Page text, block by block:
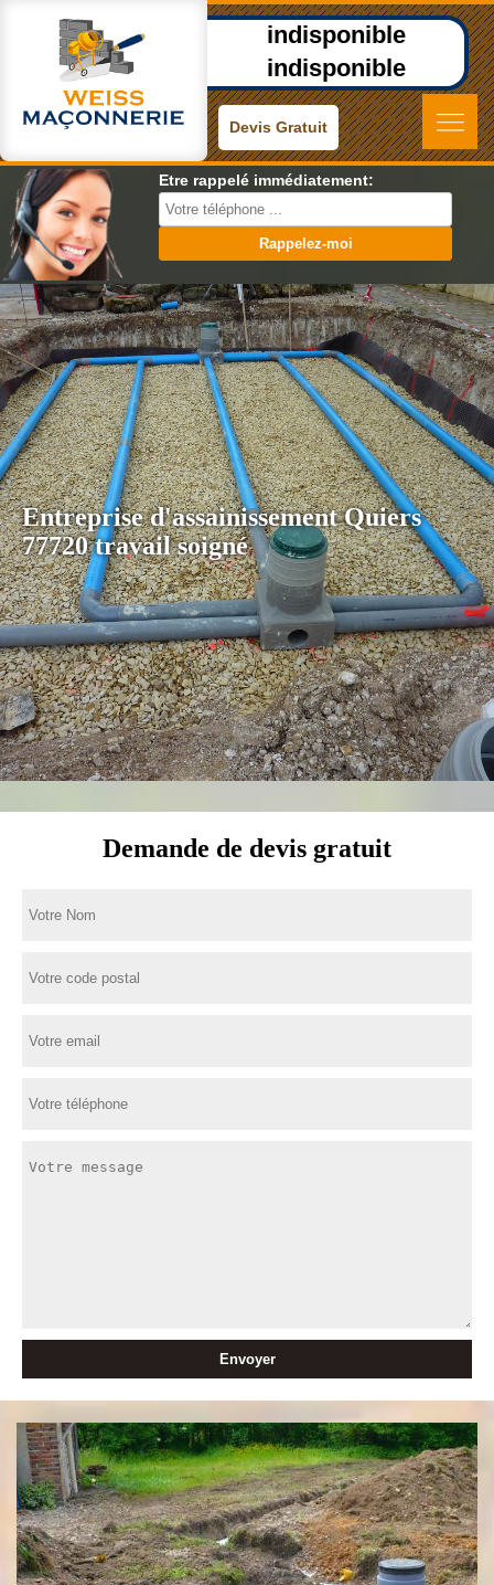
indisponible
indisponible
Devis Gratuit
Etre rappelé immédiatement:
Entreprise d'assainissement Quiers
77720 travail soigné
Demande de devis gratuit